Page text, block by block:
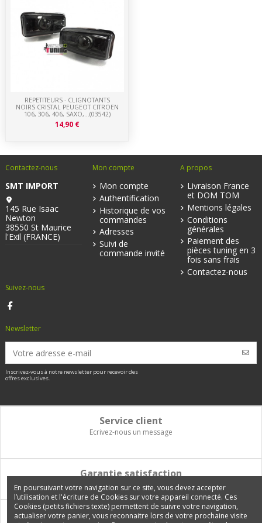
REPETITEURS - CLIGNOTANTS
NOIRS CRISTAL PEUGEOT CITROEN
106, 306, 406, SAXO,...(03542)
14,90 €
Contactez-nous
SMT IMPORT
145 Rue Isaac
Newton
38550 St Maurice
l'Exil (FRANCE)
Mon compte
Mon compte
Authentification
Historique de vos
commandes
Adresses
Suivi de
commande invité
A propos
Livraison France
et DOM TOM
Mentions légales
Conditions
générales
Paiement des
pièces tuning en 3
fois sans frais
Contactez-nous
Suivez-nous
Newsletter
Inscrivez-vous à notre newsletter pour recevoir des
offres exclusives.
Service client
Ecrivez-nous un message
Garantie satisfaction
Vous disposez de 14 jours pour changer d'avis et être remboursé
Paiement 100% sécurisé
En poursuivant votre navigation sur ce site, vous devez accepter
l’utilisation et l'écriture de Cookies sur votre appareil connecté. Ces
Cookies (petits fichiers texte) permettent de suivre votre navigation,
actualiser votre panier, vous reconnaitre lors de votre prochaine visite